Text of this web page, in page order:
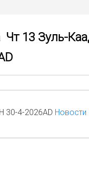
Чт 13 Зуль-
30-4-2026AD Новости